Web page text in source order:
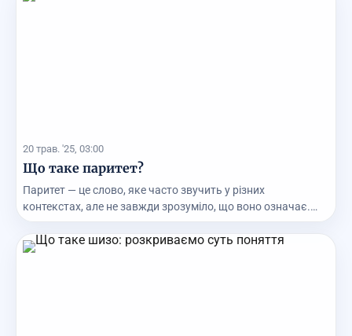
20 трав. '25, 03:00
Що таке паритет?
Паритет — це слово, яке часто звучить у різних
контекстах, але не завжди зрозуміло, що воно означає.